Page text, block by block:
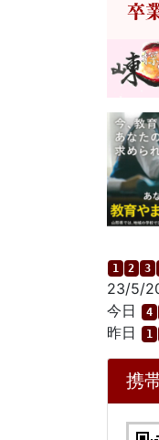
1 2 3
23/5/
今日
4
昨日 1
携